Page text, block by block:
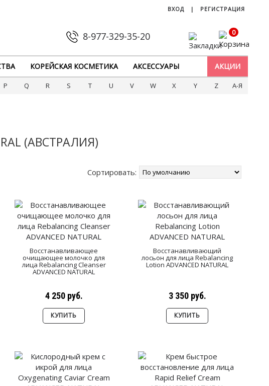
ВХОД | РЕГИСТРАЦИЯ
8-977-329-35-20 0
КОРЕЙСКАЯ КОСМЕТИКА АКСЕССУАРЫ АКЦИИ
P Q R S T U V W X Y Z А-Я
(АВСТРАЛИЯ)
Сортировать:
Восстанавливающее
очищающее молочко для
лица Rebalancing Cleanser
ADVANCED NATURAL
4 250 руб.
КУПИТЬ
Восстанавливающий
лосьон для лица Rebalancing
Lotion ADVANCED NATURAL
3 350 руб.
КУПИТЬ